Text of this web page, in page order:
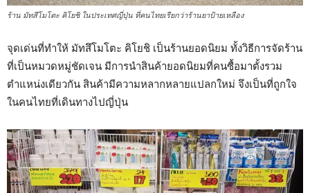
ร้าน มัทสึโมโตะ คิโยชิ ในประเทศญี่ปุ่น ที่คนไทยเรียกว่าร้านยาป้ายเหลือง
จุดเด่นที่ทำให้ มัทสึโมโตะ คิโยชิ เป็นร้านยอดนิยม ทั้งวิธีการจัดร้าน
ที่เป็นหมวดหมู่ชัดเจน มีการนำสินค้ายอดนิยมที่คนซื้อมาตั้งรวม
ตำแหน่งเดียวกัน สินค้ามีความหลากหลายแปลกใหม่ จึงเป็นที่ถูกใจ
ในคนไทยที่เดินทางไปญี่ปุ่น